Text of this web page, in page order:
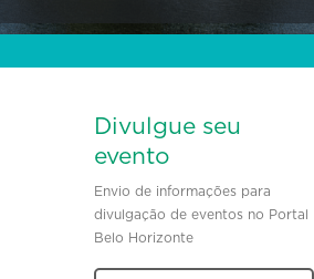
Divulgue seu
evento
Envio de informações para
divulgação de eventos no Portal
Belo Horizonte